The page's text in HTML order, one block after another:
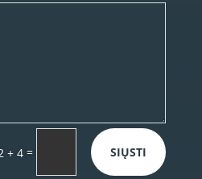
+ 4 = SIŲSTI